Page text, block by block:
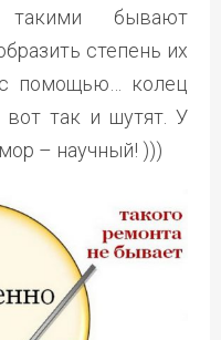
такими бывают
степень их
помощью… колец
вот так и шутят. У
– научный! )))